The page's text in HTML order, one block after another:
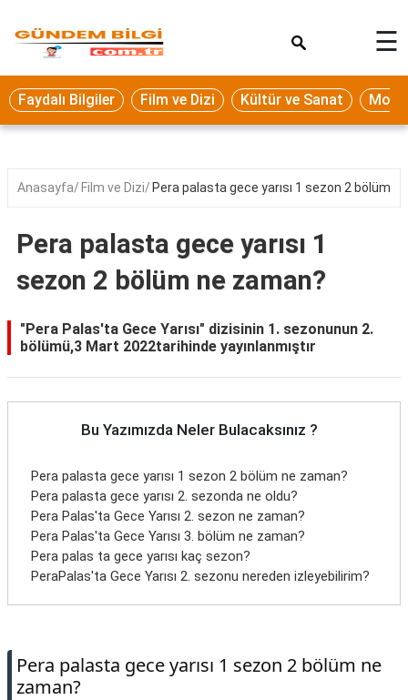
Eğitim
Ekonomi
Seyahat
Oyun
Yaşam
Hukuk
☰
Faydalı Bilgiler Film ve Dizi Kültür ve Sanat
Anasayfa Film ve Dizi Pera palasta gece yarısı 1 sezon 2 bölüm
Pera palasta gece yarısı 1
sezon 2 bölüm ne zaman?
"Pera Palas'ta Gece Yarısı" dizisinin 1. sezonunun 2.
bölümü,3 Mart 2022tarihinde yayınlanmıştır
Bu Yazımızda Neler Bulacaksınız ?
Pera palasta gece yarısı 1 sezon 2 bölüm ne zaman?
Pera palasta gece yarısı 2. sezonda ne oldu?
Pera Palas'ta Gece Yarısı 2. sezon ne zaman?
Pera Palas'ta Gece Yarısı 3. bölüm ne zaman?
Pera palas ta gece yarısı kaç sezon?
PeraPalas'ta Gece Yarısı 2. sezonu nereden izleyebilirim?
Pera palasta gece yarısı 1 sezon 2 bölüm ne
zaman?